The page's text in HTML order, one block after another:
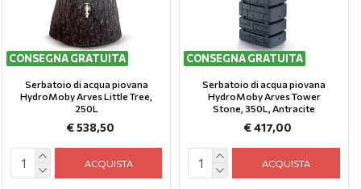
CONSEGNA GRATUITA
Serbatoio di acqua piovana
HydroMoby Arves Little Tree,
250L
€ 538,50
ACQUISTA
CONSEGNA GRATUITA
Serbatoio di acqua piovana
HydroMoby Arves Tower
Stone, 350L, Antracite
€ 417,00
ACQUISTA